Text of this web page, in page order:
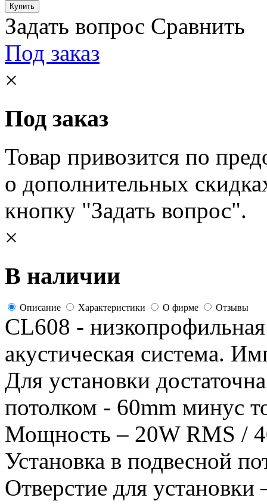
Задать вопрос Сравнить
Под заказ
×
Под заказ
Товар привозится по
о дополнительных
кнопку "Задать вопрос".
×
В наличии
Описание Характеристики О фирме Отзывы
CL608 -
акустическая система.
Для установки
потолком - 60mm минус
Мощность – 20W RMS /
Установка в подвесной
Отверстие для установки